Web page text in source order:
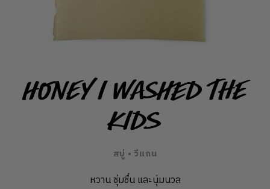
Honey I Washed The
Kids
สบู่ • วีแกน
หวาน ชุ่มชื่น และนุ่มนวล